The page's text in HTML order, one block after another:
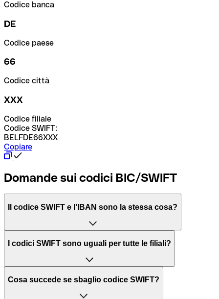
Codice banca
DE
Codice paese
66
Codice città
XXX
Codice filiale
Codice SWIFT:
BELFDE66XXX
Copiare
Domande sui codici BIC/SWIFT
Il codice SWIFT e l’IBAN sono la stessa cosa?
L'acronimo SWIFT sta per “Society for Worldwide
per l’elaborazione dei pagamenti tra diversi Paesi.
Il BIC, invece, sta per “Bank Identifier Code” ed è una
I codici SWIFT sono uguali per tutte le filiali?
Dipende dalle banche. In alcuni casi le banche utilizzano
Cosa succede se sbaglio codice SWIFT?